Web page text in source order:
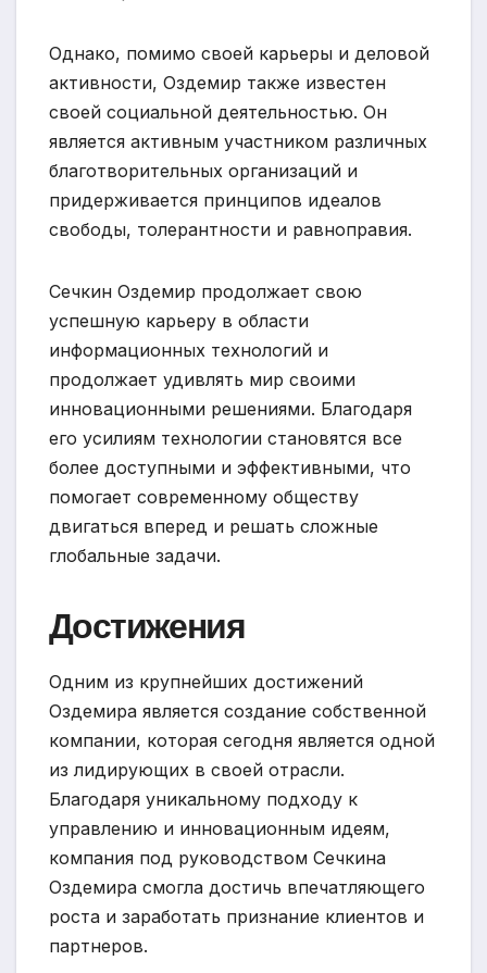
Однако, помимо своей карьеры и деловой
активности, Оздемир также известен
своей социальной деятельностью. Он
является активным участником различных
благотворительных организаций и
придерживается принципов идеалов
свободы, толерантности и равноправия.
Сечкин Оздемир продолжает свою
успешную карьеру в области
информационных технологий и
продолжает удивлять мир своими
инновационными решениями. Благодаря
его усилиям технологии становятся все
более доступными и эффективными, что
помогает современному обществу
двигаться вперед и решать сложные
глобальные задачи.
Достижения
Одним из крупнейших достижений
Оздемира является создание собственной
компании, которая сегодня является одной
из лидирующих в своей отрасли.
Благодаря уникальному подходу к
управлению и инновационным идеям,
компания под руководством Сечкина
Оздемира смогла достичь впечатляющего
роста и заработать признание клиентов и
партнеров.